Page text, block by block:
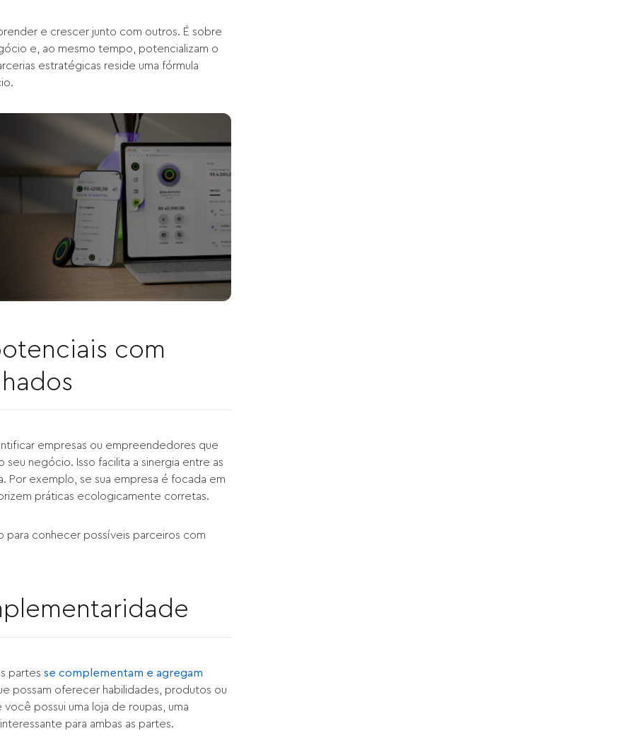
e crescer junto com outros. É sobre
e, ao mesmo tempo, potencializam o
estratégicas reside uma fórmula
com
empresas ou empreendedores que
negócio. Isso facilita a sinergia entre as
Por exemplo, se sua empresa é focada em
práticas ecologicamente corretas.
conhecer possíveis parceiros com
partesse complementam e agregam
possam oferecer habilidades, produtos ou
possui uma loja de roupas, uma
para ambas as partes.